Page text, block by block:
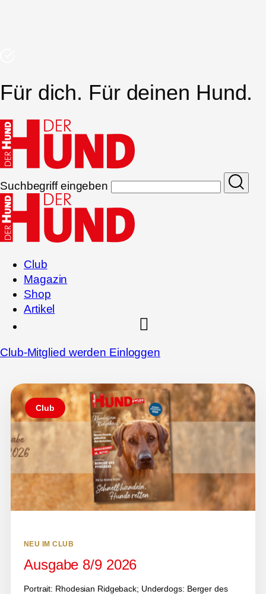
Für dich. Für deinen Hund.
Suchbegriff eingeben
Club
Magazin
Shop
Artikel
Club-Mitglied werden Einloggen
Club
NEU IM CLUB
Ausgabe 8/9 2026
Portrait: Rhodesian Ridgeback; Underdogs: Berger des